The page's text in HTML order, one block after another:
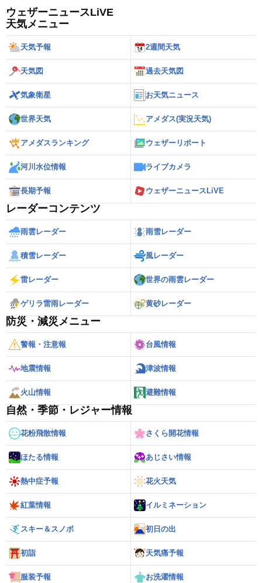
ウェザーニュースLiVE
天気メニュー
天気予報 2週間天気
天気図 過去天気図
気象衛星 お天気ニュース
世界天気 アメダス(実況天気)
アメダスランキング ウェザーリポート
河川水位情報 ライブカメラ
長期予報 ウェザーニュースLiVE
レーダーコンテンツ
雨雲レーダー 雨雪レーダー
積雪レーダー 風レーダー
雷レーダー 世界の雨雲レーダー
ゲリラ雷雨レーダー 黄砂レーダー
防災・減災メニュー
警報・注意報 台風情報
地震情報 津波情報
火山情報 避難情報
自然・季節・レジャー情報
花粉飛散情報 さくら開花情報
ほたる情報 あじさい情報
熱中症予報 花火天気
紅葉情報 イルミネーション
スキー＆スノボ 初日の出
初詣 天気痛予報
服装予報 お洗濯情報